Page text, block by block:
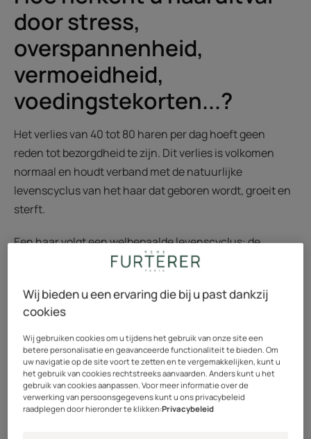
door stress,
overspannenheid,
vermoeidheid,
voedingstekorten...?
Het verlies van 40 tot 80 haren per dag hoeft geen
reden tot bezorgdheid te zijn. Dit verlies is volkomen
normaal en houdt verband met de natuurlijke
levenscyclus van het haar dat geboren wordt, groeit en
sterft.
Een haar volgt een welbepaalde levenscyclus: de
per dag verliest, wordt dit beschouwd als alopecia,
de naam die wordt gegeven aan abnormaal
haarverlies.
Vervolgens moet worden vastgesteld om welk type
haarverlies het gaat. Er zijn twee vormen van haaruitval
die om een verschillende, specifieke aanpak vragen.
Wij bieden u een ervaring die bij u past dankzij
cookies
Wij gebruiken cookies om u tijdens het gebruik van onze site een
betere personalisatie en geavanceerde functionaliteit te bieden. Om
uw navigatie op de site voort te zetten en te vergemakkelijken, kunt u
het gebruik van cookies rechtstreeks aanvaarden. Anders kunt u het
gebruik van cookies aanpassen. Voor meer informatie over de
verwerking van persoonsgegevens kunt u ons privacybeleid
raadplegen door hieronder te klikken:Privacybeleid